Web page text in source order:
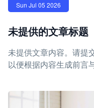
Sun Jul 05 2026
未提供的文章标题
未提供文章内容。请提
以便根据内容生成前言